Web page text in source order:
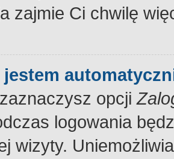
zajmie Ci chwilę
jestem
opcji
logowania
wizyty.